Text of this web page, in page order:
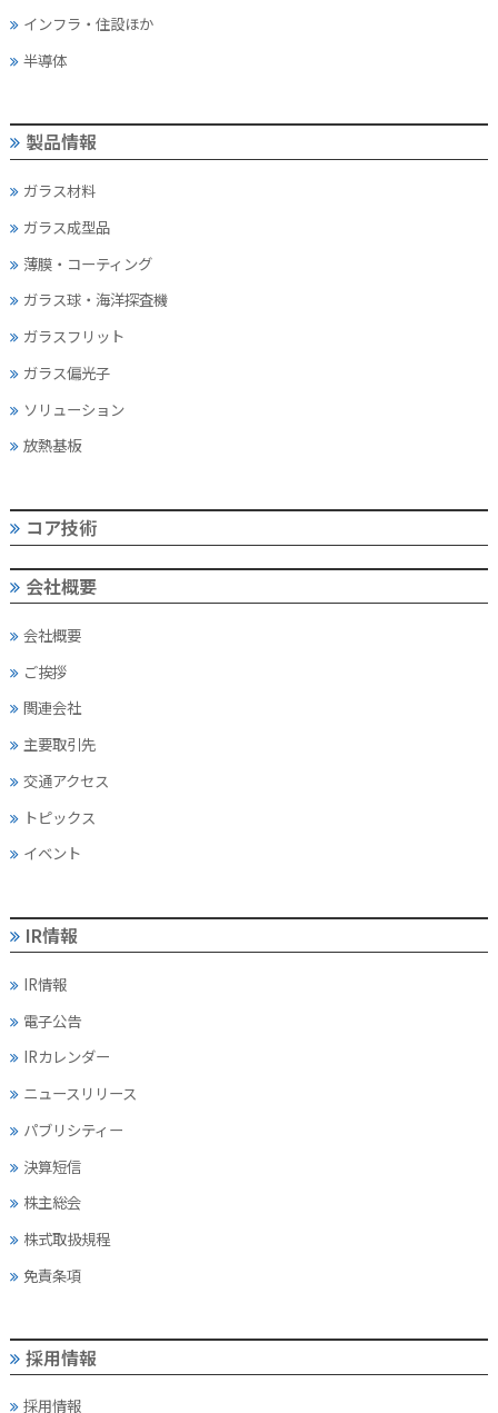
インフラ・住設ほか
半導体
製品情報
ガラス材料
ガラス成型品
薄膜・コーティング
ガラス球・海洋探査機
ガラスフリット
ガラス偏光子
ソリューション
放熱基板
コア技術
会社概要
会社概要
ご挨拶
関連会社
主要取引先
交通アクセス
トピックス
イベント
IR情報
IR情報
電子公告
IRカレンダー
ニュースリリース
パブリシティー
決算短信
株主総会
株式取扱規程
免責条項
採用情報
採用情報